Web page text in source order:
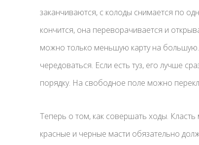
заканчиваются, с колоды снимается по
кончится, она переворачивается и
можно только меньшую карту на
чередоваться. Если есть туз, его лучше
порядку. На свободное поле можно
Теперь о том, как совершать ходы.
красные и черные масти обязательно